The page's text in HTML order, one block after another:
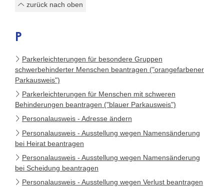
zurück nach oben
P
Parkerleichterungen für besondere Gruppen
schwerbehinderter Menschen beantragen ("orangefarbener
Parkausweis")
Parkerleichterungen für Menschen mit schweren
Behinderungen beantragen ("blauer Parkausweis")
Personalausweis - Adresse ändern
Personalausweis - Ausstellung wegen Namensänderung
bei Heirat beantragen
Personalausweis - Ausstellung wegen Namensänderung
bei Scheidung beantragen
Personalausweis - Ausstellung wegen Verlust beantragen